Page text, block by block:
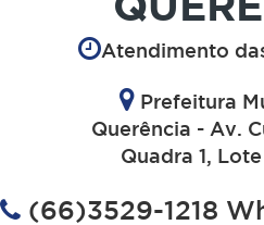
Atendimento
Prefeitura
Querência - Av.
Quadra 1,
(66)3529-1218